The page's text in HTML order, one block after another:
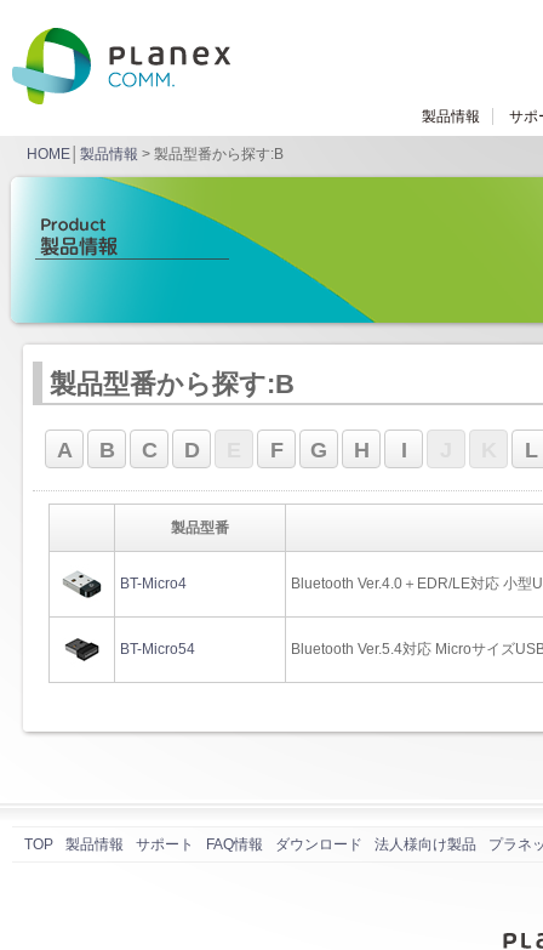
製品情報 サポ
HOME 製品情報 > 製品型番から探す:B
製品型番から探す:B
A B C D F G H I L
製品型番
BT-Micro4 Bluetooth Ver.4.0＋EDR/LE対応 小型
BT-Micro54 Bluetooth Ver.5.4対応 Microサイズ
TOP 製品情報 サポート FAQ情報 ダウンロード 法人様向け製品 プラネ